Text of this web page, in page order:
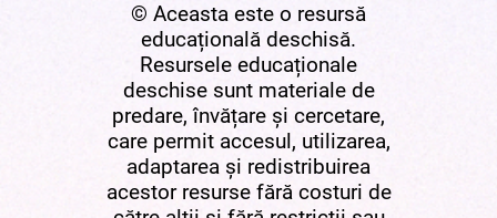
© Aceasta este o resursă
educațională deschisă.
Resursele educaționale
deschise sunt materiale de
predare, învățare și cercetare,
care permit accesul, utilizarea,
adaptarea și redistribuirea
acestor resurse fără costuri de